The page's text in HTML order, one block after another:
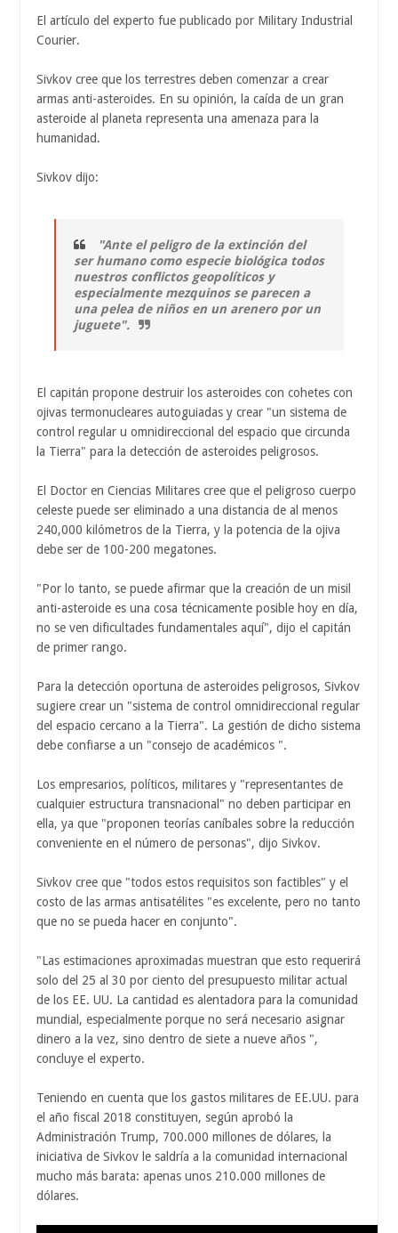
El artículo del experto fue publicado por Military Industrial
Courier.
Sivkov cree que los terrestres deben comenzar a crear
armas anti-asteroides. En su opinión, la caída de un gran
asteroide al planeta representa una amenaza para la
humanidad.
Sivkov dijo:
"Ante el peligro de la extinción del
ser humano como especie biológica todos
nuestros conflictos geopolíticos y
especialmente mezquinos se parecen a
una pelea de niños en un arenero por un
juguete".
El capitán propone destruir los asteroides con cohetes con
ojivas termonucleares autoguiadas y crear "un sistema de
control regular u omnidireccional del espacio que circunda
la Tierra" para la detección de asteroides peligrosos.
El Doctor en Ciencias Militares cree que el peligroso cuerpo
celeste puede ser eliminado a una distancia de al menos
240,000 kilómetros de la Tierra, y la potencia de la ojiva
debe ser de 100-200 megatones.
"Por lo tanto, se puede afirmar que la creación de un misil
anti-asteroide es una cosa técnicamente posible hoy en día,
no se ven dificultades fundamentales aquí", dijo el capitán
de primer rango.
Para la detección oportuna de asteroides peligrosos, Sivkov
sugiere crear un "sistema de control omnidireccional regular
del espacio cercano a la Tierra". La gestión de dicho sistema
debe confiarse a un "consejo de académicos ".
Los empresarios, políticos, militares y "representantes de
cualquier estructura transnacional" no deben participar en
ella, ya que "proponen teorías caníbales sobre la reducción
conveniente en el número de personas", dijo Sivkov.
Sivkov cree que "todos estos requisitos son factibles" y el
costo de las armas antisatélites "es excelente, pero no tanto
que no se pueda hacer en conjunto".
"Las estimaciones aproximadas muestran que esto requerirá
solo del 25 al 30 por ciento del presupuesto militar actual
de los EE. UU. La cantidad es alentadora para la comunidad
mundial, especialmente porque no será necesario asignar
dinero a la vez, sino dentro de siete a nueve años ",
concluye el experto.
Teniendo en cuenta que los gastos militares de EE.UU. para
el año fiscal 2018 constituyen, según aprobó la
Administración Trump, 700.000 millones de dólares, la
iniciativa de Sivkov le saldría a la comunidad internacional
mucho más barata: apenas unos 210.000 millones de
dólares.